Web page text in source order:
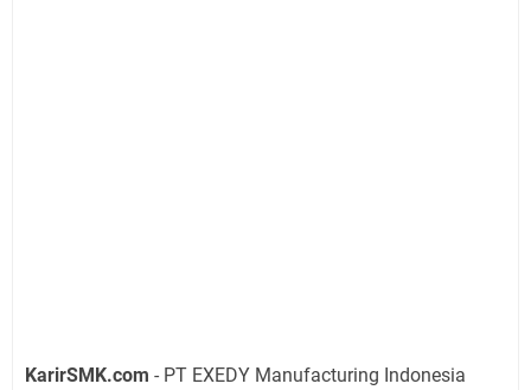
KarirSMK.com - PT EXEDY Manufacturing Indonesia